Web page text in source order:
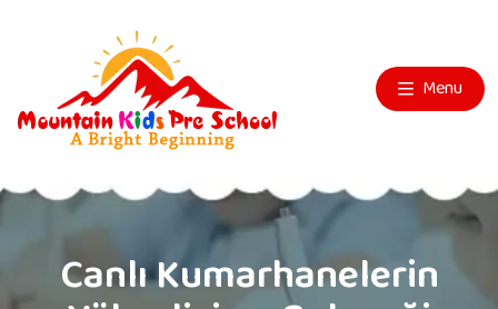
Menu
Canlı Kumarhanelerin